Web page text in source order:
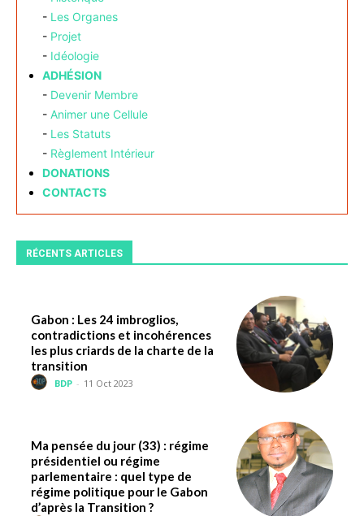
- Les Organes
- Projet
- Idéologie
ADHÉSION
- Devenir Membre
- Animer une Cellule
- Les Statuts
- Règlement Intérieur
DONATIONS
CONTACTS
RÉCENTS ARTICLES
Gabon : Les 24 imbroglios,
contradictions et incohérences
les plus criards de la charte de la
transition
BDP - 11 Oct 2023
Ma pensée du jour (33) : régime
présidentiel ou régime
parlementaire : quel type de
régime politique pour le Gabon
d’après la Transition ?